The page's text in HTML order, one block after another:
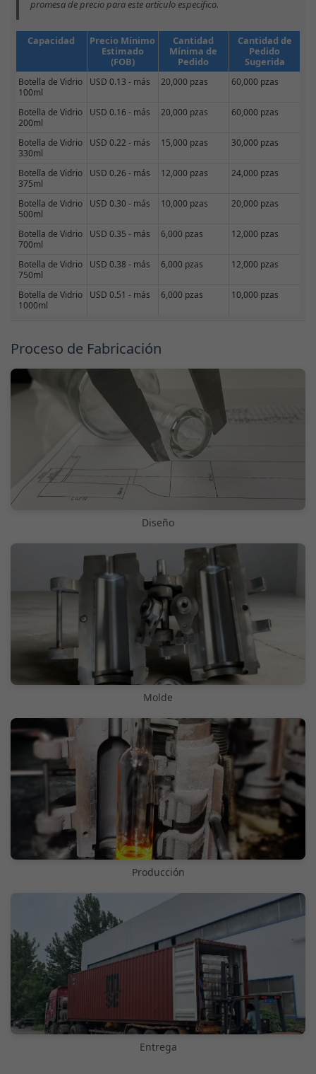
promesa de precio para este artículo específico.
Capacidad
Precio Mínimo
Estimado
(FOB)
Cantidad
Mínima de
Pedido
Cantidad de
Pedido
Sugerida
Botella de Vidrio
100ml
USD 0.13 - más 20,000 pzas 60,000 pzas
Botella de Vidrio
200ml
USD 0.16 - más 20,000 pzas 60,000 pzas
Botella de Vidrio
330ml
USD 0.22 - más 15,000 pzas 30,000 pzas
Botella de Vidrio
375ml
USD 0.26 - más 12,000 pzas 24,000 pzas
Botella de Vidrio
500ml
USD 0.30 - más 10,000 pzas 20,000 pzas
Botella de Vidrio
700ml
USD 0.35 - más 6,000 pzas 12,000 pzas
Botella de Vidrio
750ml
USD 0.38 - más 6,000 pzas 12,000 pzas
Botella de Vidrio
1000ml
USD 0.51 - más 6,000 pzas 10,000 pzas
Proceso de Fabricación
Diseño
Molde
Producción
Entrega